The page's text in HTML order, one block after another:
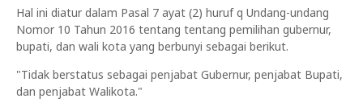
Hal ini diatur dalam Pasal 7 ayat (2) huruf q Undang-undang
Nomor 10 Tahun 2016 tentang tentang pemilihan gubernur,
bupati, dan wali kota yang berbunyi sebagai berikut.
"Tidak berstatus sebagai penjabat Gubernur, penjabat Bupati,
dan penjabat Walikota."